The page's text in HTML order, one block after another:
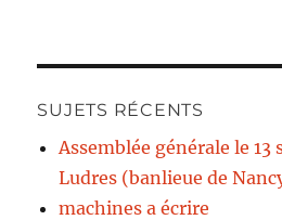
SUJETS RÉCENTS
Assemblée générale le 13
Ludres (banlieue de
machines a écrire